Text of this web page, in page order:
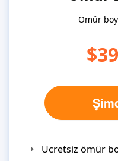
Ömür
Ücretsiz ömür